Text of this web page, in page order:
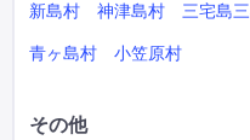
新島村 神津島村 三宅島
青ヶ島村 小笠原村
その他